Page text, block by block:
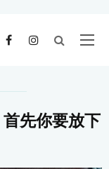
先你要放下